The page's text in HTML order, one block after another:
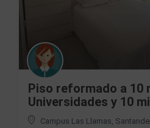
Piso reformado a 10
Universidades y 10
Campus Las Llamas,